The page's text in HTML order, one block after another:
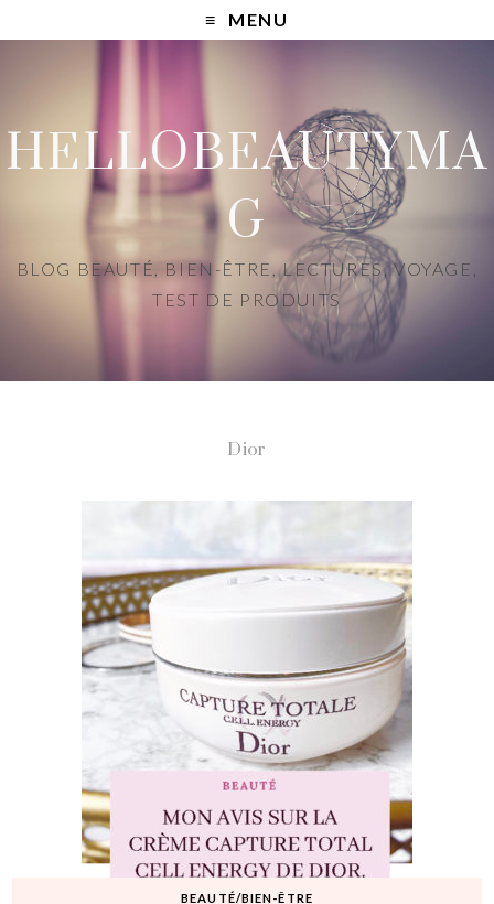
MENU
HELLOBEAUTYMA
G
BLOG BEAUTÉ, BIEN-ÊTRE, LECTURES, VOYAGE,
TEST DE PRODUITS
Dior
BEAUTÉ/BIEN-ÊTRE